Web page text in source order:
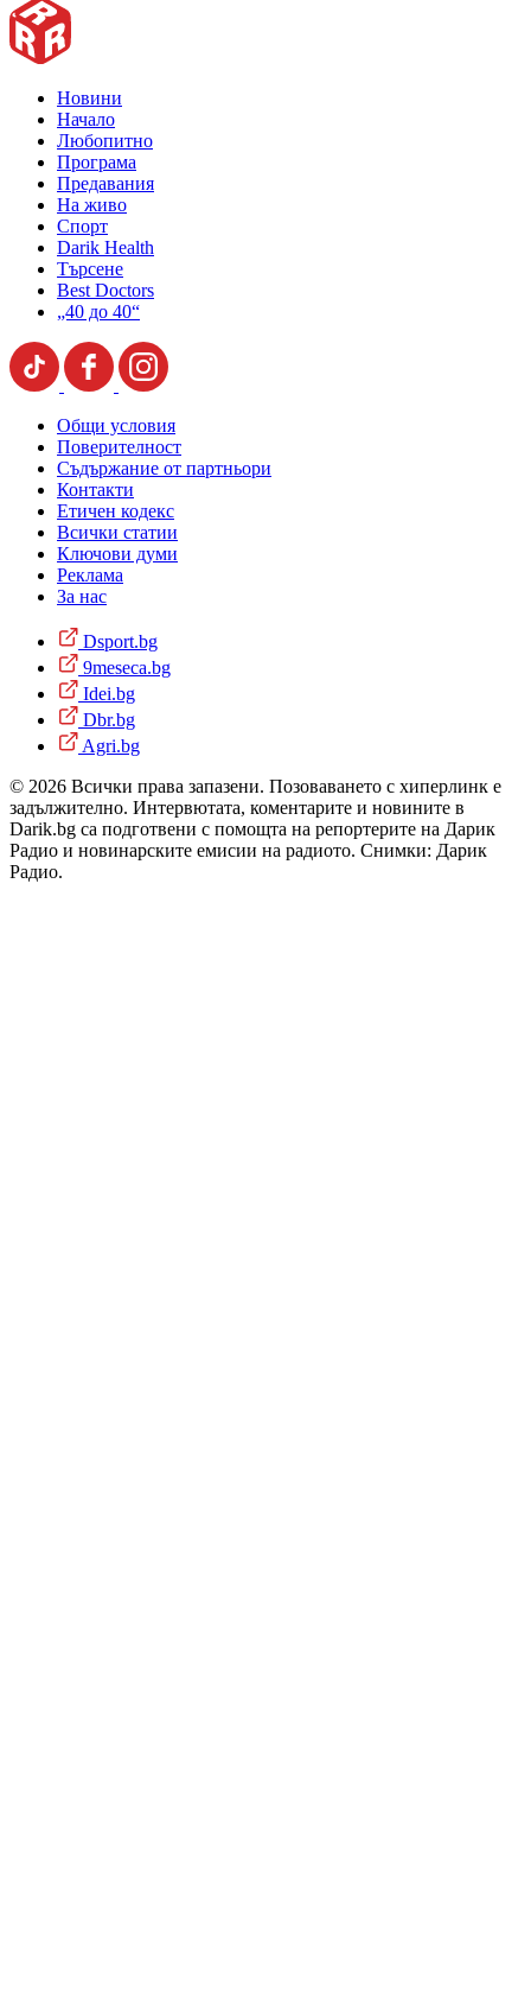
Новини
Начало
Любопитно
Програма
Предавания
На живо
Спорт
Darik Health
Търсене
Best Doctors
„40 до 40“
Общи условия
Поверителност
Съдържание от партньори
Контакти
Етичен кодекс
Всички статии
Ключови думи
Реклама
За нас
Dsport.bg
9meseca.bg
Idei.bg
Dbr.bg
Agri.bg
© 2026 Всички права запазени. Позоваването с хиперлинк е
задължително. Интервютата, коментарите и новините в
Darik.bg са подготвени с помощта на репортерите на Дарик
Радио и новинарските емисии на радиото. Снимки: Дарик
Радио.